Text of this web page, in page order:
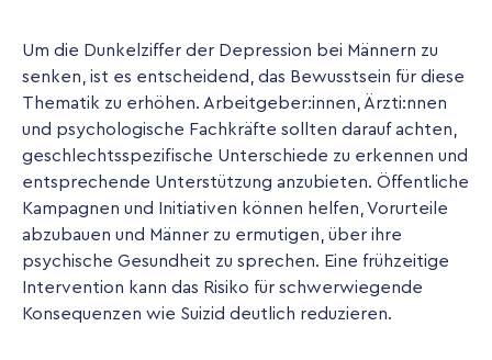
Um die Dunkelziffer der Depression bei Männern zu
senken, ist es entscheidend, das Bewusstsein für diese
Thematik zu erhöhen. Arbeitgeber:innen, Ärzti:nnen
und psychologische Fachkräfte sollten darauf achten,
geschlechtsspezifische Unterschiede zu erkennen und
entsprechende Unterstützung anzubieten. Öffentliche
Kampagnen und Initiativen können helfen, Vorurteile
abzubauen und Männer zu ermutigen, über ihre
psychische Gesundheit zu sprechen. Eine frühzeitige
Intervention kann das Risiko für schwerwiegende
Konsequenzen wie Suizid deutlich reduzieren.